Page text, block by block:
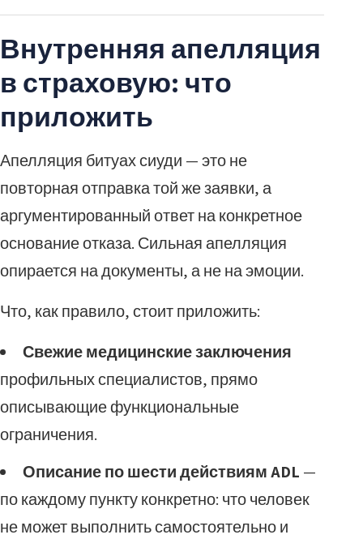
Внутренняя апелляция
в страховую: что
приложить
Апелляция битуах сиуди — это не
повторная отправка той же заявки, а
аргументированный ответ на конкретное
основание отказа. Сильная апелляция
опирается на документы, а не на эмоции.
Что, как правило, стоит приложить:
Свежие медицинские заключения
профильных специалистов, прямо
описывающие функциональные
ограничения.
Описание по шести действиям ADL —
по каждому пункту конкретно: что человек
не может выполнить самостоятельно и